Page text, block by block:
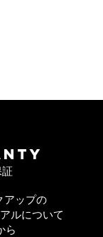
アップの
ルについて
ら